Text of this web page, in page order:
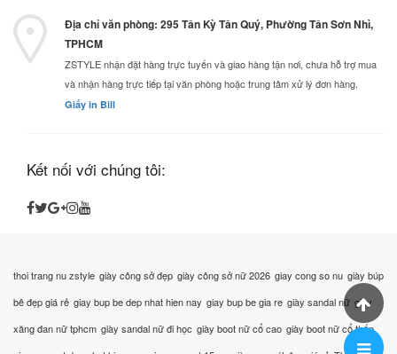
Địa chỉ văn phòng: 295 Tân Kỳ Tân Quý, Phường Tân Sơn Nhì,
TPHCM
ZSTYLE nhận đặt hàng trực tuyến và giao hàng tận nơi, chưa hỗ trợ mua
và nhận hàng trực tiếp tại văn phòng hoặc trung tâm xử lý đơn hàng.
Giấy in Bill
Kết nối với chúng tôi:
thoi trang nu zstyle giày công sở đẹp giày công sở nữ 2026 giay cong so nu giày búp
bê đẹp giá rẻ giay bup be dep nhat hien nay giay bup be gia re giày sandal nữ giày
xăng đan nữ tphcm giày sandal nữ đi học giày boot nữ cổ cao giày boot nữ cổ thấp